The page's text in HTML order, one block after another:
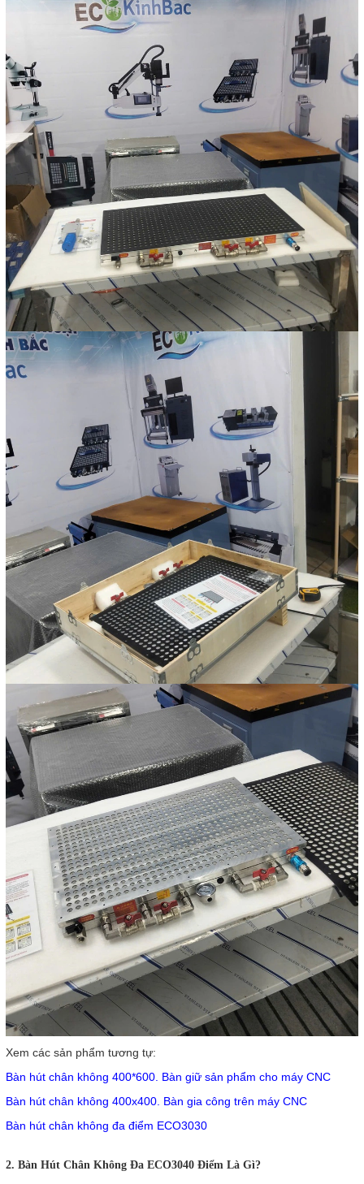
Xem các sản phẩm tương tự:
Bàn hút chân không 400*600. Bàn giữ sản phẩm cho máy CNC
Bàn hút chân không 400x400. Bàn gia công trên máy CNC
Bàn hút chân không đa điểm ECO3030
2. Bàn Hút Chân Không Đa ECO3040 Điểm Là Gì?